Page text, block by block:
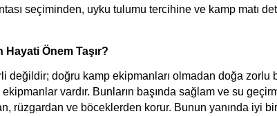
seçiminden, uyku tulumu tercihine ve kamp matı
Önem Taşır?
değildir; doğru kamp ekipmanları olmadan doğa zorlu
vardır. Bunların başında sağlam ve su
rüzgardan ve böceklerden korur. Bunun yanında iyi bir